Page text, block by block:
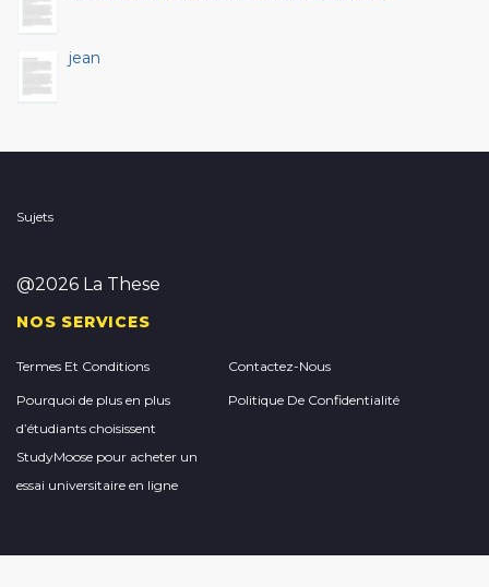
jean
Sujets
@2026 La These
NOS SERVICES
Termes Et Conditions Contactez-Nous
Pourquoi de plus en plus
d’étudiants choisissent
StudyMoose pour acheter un
essai universitaire en ligne
Politique De Confidentialité